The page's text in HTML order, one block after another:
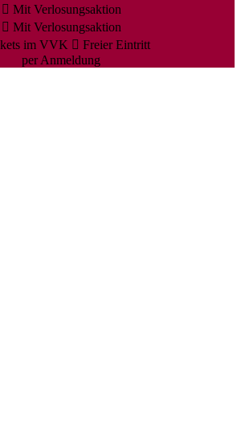
Mit Verlosungsaktion
Mit Verlosungsaktion
im VVK
Freier Eintritt
per Anmeldung